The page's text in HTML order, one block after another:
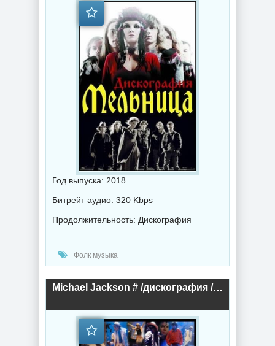
Год выпуска: 2018
Битрейт аудио: 320 Kbps
Продолжительность: Дискография
Фолк музыка
Michael Jackson # /дискография /206 CD/ (2018) торрент